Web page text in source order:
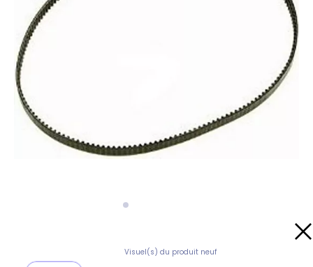
Visuel(s) du produit neuf